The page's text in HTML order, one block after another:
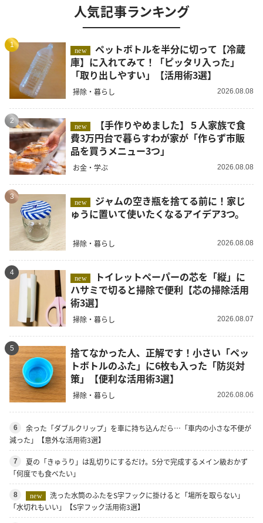
人気記事ランキング
1
new
ペットボトルを半分に切って【冷蔵
庫】に入れてみて！「ピッタリ入った」
「取り出しやすい」【活用術3選】
掃除・暮らし 2026.08.08
2
new
費3万円台で暮らすわが家が「作らず市販
品を買うメニュー3つ」
お金・学ぶ 2026.08.08
3
new
ゅうに置いて使いたくなるアイデア3つ。
掃除・暮らし 2026.08.08
4
new
ハサミで切ると掃除で便利【芯の掃除活用
術3選】
掃除・暮らし 2026.08.07
5
捨てなかった人、正解です！小さい「ペッ
トボトルのふた」に6枚も入った「防災対
策」【便利な活用術3選】
掃除・暮らし 2026.08.06
6
余った「ダブルクリップ」を車に持ち込んだら…「車内の小さな不便が
減った」【意外な活用術3選】
7
夏の「きゅうり」は乱切りにするだけ。5分で完成するメイン級おかず
「何度でも食べたい」
8 new
洗った水筒のふたをS字フックに掛けると「場所を取らない」
「水切れもいい」【S字フック活用術3選】